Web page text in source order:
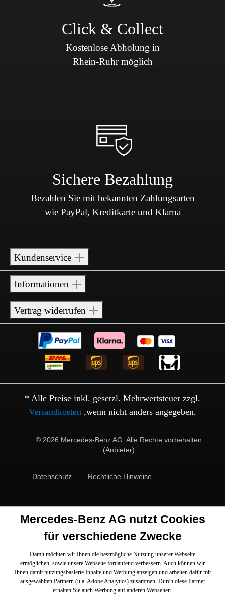
Click & Collect
Kostenlose Abholung in
Rhein-Ruhr möglich
Sichere Bezahlung
Bezahlen Sie mit bekannten Zahlungsarten
wie PayPal, Kreditkarte und Klarna
Kundenservice
Informationen
Vertrag widerrufen
* Alle Preise inkl. gesetzl. Mehrwertsteuer zzgl.
Versandkosten ,wenn nicht anders angegeben.
© 2026 Mercedes-Benz AG. Alle Rechte vorbehalten
(Anbieter)
Datenschutz Rechtliche Hinweise
Mercedes-Benz AG nutzt Cookies
für verschiedene Zwecke
Damit möchten wir Ihnen die bestmögliche Nutzung unserer Webseite
ermöglichen, sowie unsere Webseite fortlaufend verbessern. Auch können wir
Ihnen damit nutzungsbasierte Inhalte und Werbung anzeigen und arbeiten dafür mit
ausgewählten Partnern (u.a. Adobe Analytics) zusammen. Durch diese Partner
erhalten Sie auch Werbung auf anderen Webseiten.